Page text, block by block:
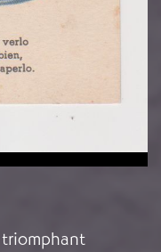
triomphant